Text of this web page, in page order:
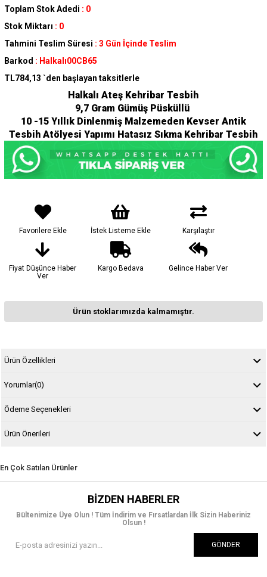
Toplam Stok Adedi : 0
Stok Miktarı : 0
Tahmini Teslim Süresi : 3 Gün İçinde Teslim
Barkod : Halkalı00CB65
TL784,13 `den başlayan taksitlerle
Halkalı Ateş Kehribar Tesbih
9,7 Gram Gümüş Püsküllü
10 -15 Yıllık Dinlenmiş Malzemeden Kevser Antik
Tesbih Atölyesi Yapımı Hatasız Sıkma Kehribar Tesbih
Favorilere Ekle İstek Listeme Ekle Karşılaştır
Fiyat Düşünce Haber
Ver
Kargo Bedava Gelince Haber Ver
Ürün stoklarımızda kalmamıştır.
Ürün Özellikleri
Yorumlar(0)
Ödeme Seçenekleri
Ürün Önerileri
En Çok Satılan Ürünler
BIZDEN HABERLER
Bültenimize Üye Olun ! Tüm İndirim ve Fırsatlardan İlk Sizin Haberiniz
Olsun !
GÖNDER